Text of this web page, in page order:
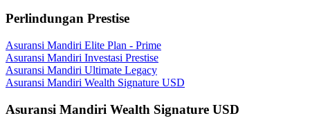
Perlindungan Prestise
Asuransi Mandiri Elite Plan - Prime
Asuransi Mandiri Investasi Prestise
Asuransi Mandiri Ultimate Legacy
Asuransi Mandiri Wealth Signature USD
Asuransi Mandiri Wealth Signature USD